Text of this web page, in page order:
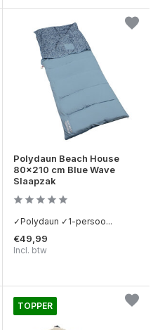
Polydaun Beach House
80x210 cm Blue Wave
Slaapzak
✓Polydaun ✓1-persoo...
€49,99
Incl. btw
TOPPER